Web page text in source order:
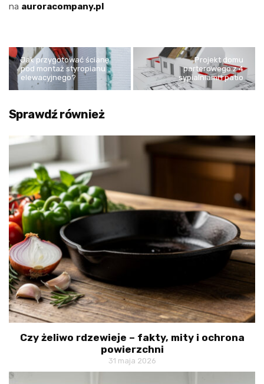
na auroracompany.pl
Jak przygotować ścianę
pod montaż styropianu
elewacyjnego?
Projekt domu
parterowego z 4
sypialniami i patio
Sprawdź również
Czy żeliwo rdzewieje – fakty, mity i ochrona
powierzchni
31 maja 2026